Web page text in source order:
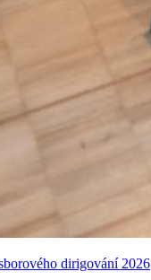
dirigování 2026